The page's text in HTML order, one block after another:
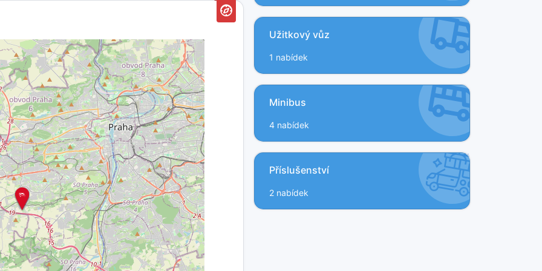
Užitkový vůz
1 nabídek
Minibus
4 nabídek
Příslušenství
2 nabídek